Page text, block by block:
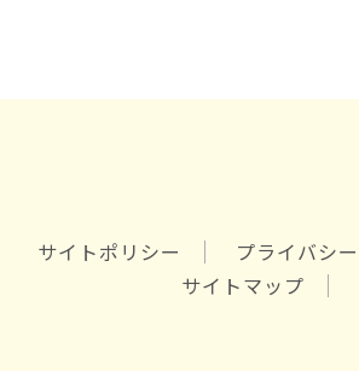
サイトポリシー
プライバシ
サイトマップ